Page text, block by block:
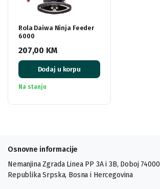
Rola Daiwa Ninja Feeder
6000
207,00 KM
Dodaj u korpu
Na stanju
Osnovne informacije
Nemanjina Zgrada Linea PP 3A i 3B, Doboj 74000
Republika Srpska, Bosna i Hercegovina